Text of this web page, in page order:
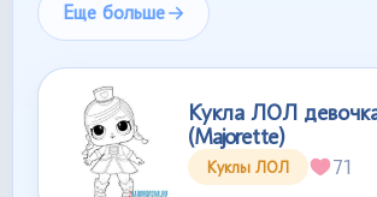
Еще больше
Кукла ЛОЛ
(Majorette)
Куклы ЛОЛ 71